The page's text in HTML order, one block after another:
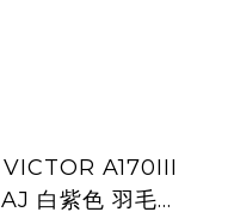
VICTOR A170III
AJ 白紫色 羽毛球